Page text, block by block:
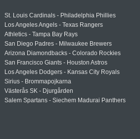
St. Louis Cardinals - Philadelphia Phillies
Los Angeles Angels - Texas Rangers
Athletics - Tampa Bay Rays
San Diego Padres - Milwaukee Brewers
Arizona Diamondbacks - Colorado Rockies
San Francisco Giants - Houston Astros
Los Angeles Dodgers - Kansas City Royals
Sirius - Brommapojkarna
Västerås SK - Djurgården
Salem Spartans - Siechem Madurai Panthers